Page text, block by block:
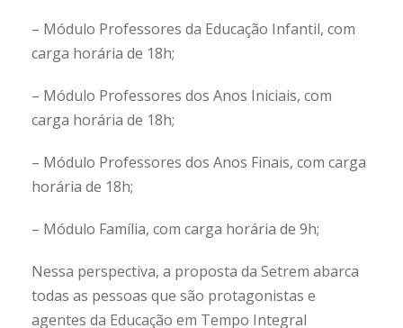
– Módulo Professores da Educação Infantil, com
carga horária de 18h;
– Módulo Professores dos Anos Iniciais, com
carga horária de 18h;
– Módulo Professores dos Anos Finais, com carga
horária de 18h;
– Módulo Família, com carga horária de 9h;
Nessa perspectiva, a proposta da Setrem abarca
todas as pessoas que são protagonistas e
agentes da Educação em Tempo Integral